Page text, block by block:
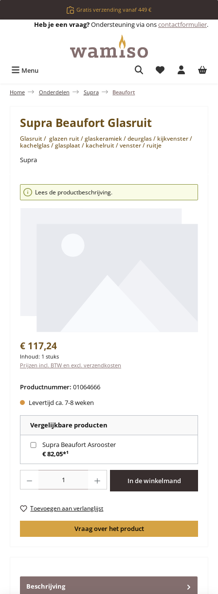
Ga naar de hoofdinhoudGratis verzending vanaf 449 €
Heb je een vraag?Ondersteuning via onscontactformulier.
Menu Je hebt 0 items
Home Onderdelen Supra Beaufort
Supra Beaufort Glasruit
Glasruit / glazen ruit / glaskeramiek / deurglas / kijkvenster /
kachelglas / glasplaat / kachelruit / venster / ruitje
Supra
Afbeeldingengalerij overslaan
Lees de productbeschrijving.
Normale prijs:
€ 117,24
Inhoud: 1 stuks
Prijzen incl. BTW en excl. verzendkosten
Productnummer: 01064666
Levertijd ca. 7-8 weken
Vergelijkbare producten
Supra Beaufort Asrooster
€ 82,05*¹
In de winkelmand
Toevoegen aan verlanglijst
Vraag over het product
Beschrijving